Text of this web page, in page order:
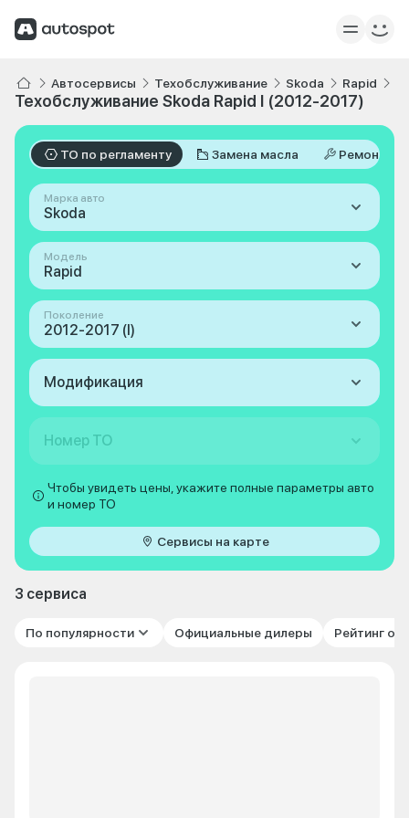
Автосервисы Техобслуживание Skoda Rapid
Техобслуживание Skoda Rapid I (2012-2017)
ТО по регламенту Замена масла Ремонт
Марка авто
Skoda
Модель
Rapid
Поколение
2012-2017 (I)
Модификация
Номер ТО
Чтобы увидеть цены, укажите полные параметры авто
и номер ТО
Сервисы на карте
3 сервиса
По популярности Официальные дилеры Рейтинг